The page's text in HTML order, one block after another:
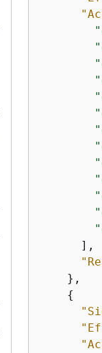
      ],
    },
{